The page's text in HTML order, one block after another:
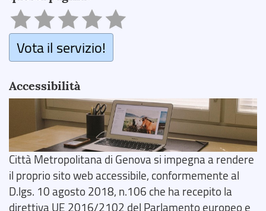
Vota il servizio!
Accessibilità
Città Metropolitana di Genova si impegna a rendere
il proprio sito web accessibile, conformemente al
D.lgs. 10 agosto 2018, n.106 che ha recepito la
direttiva UE 2016/2102 del Parlamento europeo e